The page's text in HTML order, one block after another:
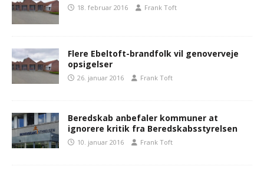
18. februar 2016 Frank Toft
Flere Ebeltoft-brandfolk vil genoverveje
opsigelser
26. januar 2016 Frank Toft
Beredskab anbefaler kommuner at
ignorere kritik fra Beredskabsstyrelsen
10. januar 2016 Frank Toft